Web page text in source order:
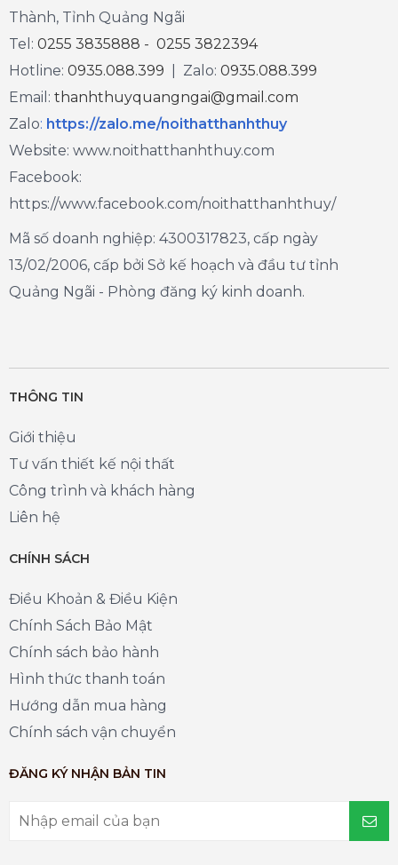
Thành, Tỉnh Quảng Ngãi
Tel: 0255 3835888 - 0255 3822394
Hotline: 0935.088.399 | Zalo: 0935.088.399
Email: thanhthuyquangngai@gmail.com
Zalo: https://zalo.me/noithatthanhthuy
Website: www.noithatthanhthuy.com
Facebook:
https://www.facebook.com/noithatthanhthuy/
Mã số doanh nghiệp: 4300317823, cấp ngày
13/02/2006, cấp bởi Sở kế hoạch và đầu tư tỉnh
Quảng Ngãi - Phòng đăng ký kinh doanh.
THÔNG TIN
Giới thiệu
Tư vấn thiết kế nội thất
Công trình và khách hàng
Liên hệ
CHÍNH SÁCH
Điều Khoản & Điều Kiện
Chính Sách Bảo Mật
Chính sách bảo hành
Hình thức thanh toán
Hướng dẫn mua hàng
Chính sách vận chuyển
ĐĂNG KÝ NHẬN BẢN TIN